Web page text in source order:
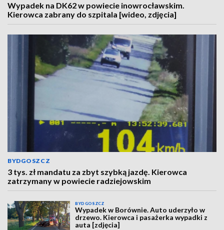
Wypadek na DK62 w powiecie inowrocławskim.
Kierowca zabrany do szpitala [wideo, zdjęcia]
BYDGOSZCZ
3 tys. zł mandatu za zbyt szybką jazdę. Kierowca
zatrzymany w powiecie radziejowskim
BYDGOSZCZ
Wypadek w Borównie. Auto uderzyło w
drzewo. Kierowca i pasażerka wypadki z
auta [zdjęcia]